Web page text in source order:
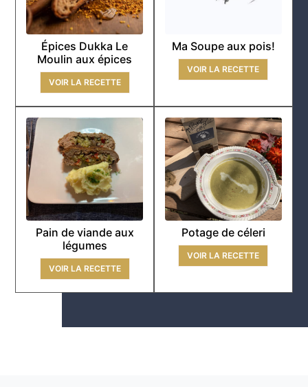
Épices Dukka Le
Moulin aux épices
VOIR LA RECETTE
Ma Soupe aux pois!
VOIR LA RECETTE
Pain de viande aux
légumes
VOIR LA RECETTE
Potage de céleri
VOIR LA RECETTE